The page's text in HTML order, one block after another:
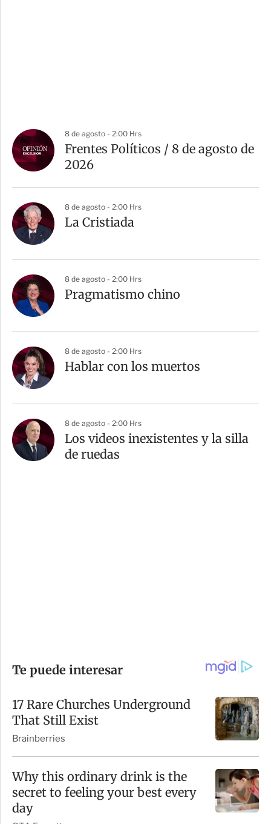
8 de agosto - 2:00 Hrs
Frentes Políticos / 8 de agosto de
2026
8 de agosto - 2:00 Hrs
La Cristiada
8 de agosto - 2:00 Hrs
Pragmatismo chino
8 de agosto - 2:00 Hrs
Hablar con los muertos
8 de agosto - 2:00 Hrs
Los videos inexistentes y la silla
de ruedas